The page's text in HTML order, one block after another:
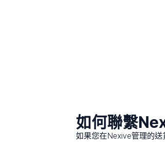
如何聯繫
如果您在Nexive管理的